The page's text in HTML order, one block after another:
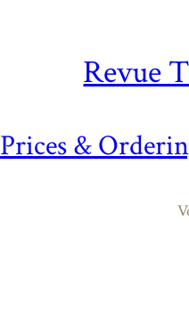
Prices &
Revue